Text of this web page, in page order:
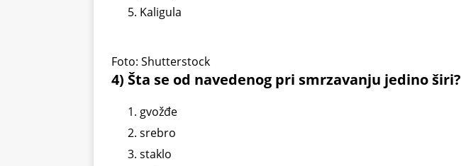
Kaligula
Foto: Shutterstock
4) Šta se od navedenog pri smrzavanju jedino širi?
gvožđe
srebro
staklo